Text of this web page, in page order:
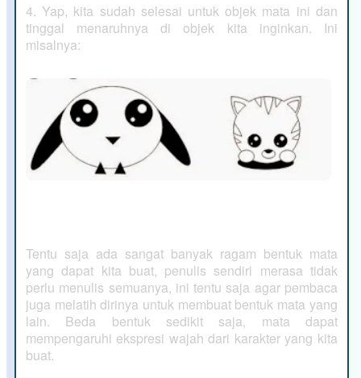
4. Yap, kita sudah selesai untuk objek mata ini dan
tinggal menaruhnya di objek kita inginkan. Ini
misalnya:
Tentu saja ada sangat banyak ragam bentuk mata
yang dapat kita buat, penulis sendiri merasa tidak
perlu menulis semuanya, ini tentu saja agar pembaca
juga melatih dirinya untuk membuat bentuk mata yang
lain. Beda bentuk sedikit saja, mata dapat
mempengaruhi ekspresi wajah dari karakter yang kita
buat.